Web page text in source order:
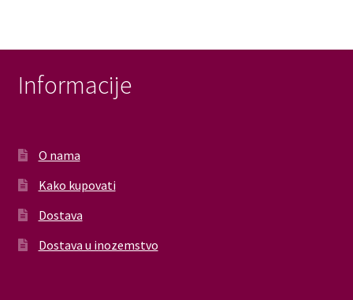
Informacije
O nama
Kako kupovati
Dostava
Dostava u inozemstvo